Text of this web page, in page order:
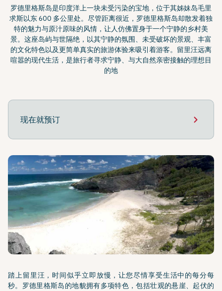
罗德里格斯岛是印度洋上一块未受污染的宝地，位于其姊妹岛毛里
求斯以东 600 多公里处。尽管距离很近，罗德里格斯岛却散发着独
特的魅力与原汁原味的风情，让人仿佛置身于一个宁静的乡村美
景。这座岛屿与世隔绝，以其宁静的氛围、未受破坏的景观、丰富
的文化特色以及更简单真实的旅游体验来吸引着游客。留里汪远离
喧嚣的现代生活，是旅行者寻求宁静、与大自然亲密接触的理想目
的地
现在就预订
踏上留里汪，时间似乎立即放慢，让您尽情享受生活中的每分每
秒。罗德里格斯岛的地貌拥有多项特色，包括壮观的悬崖、起伏的